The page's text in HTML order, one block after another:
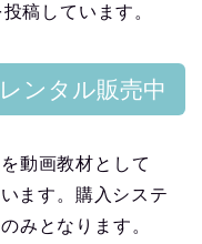
稿しています。
ンタル販売中
動画教材として
ます。購入システ
みとなります。